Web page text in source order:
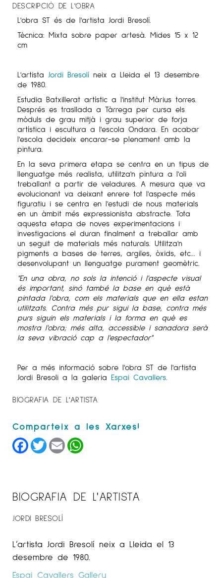
DESCRIPCIÓ DE L'OBRA
L'obra ST és de l'artista Jordi Bresolí.
Tècnica: Mixta sobre paper artesà. Mides 15 x 12
cm
L'artista Jordi Bresolí neix a Lleida el 13 desembre
de 1980.
Estudia Batxillerat artístic a l'institut Màrius torres.
Després es trasllada a Tàrrega per cursa els
mòduls de grau mitjà i grau superior de forja
artística i escultura a l'escola Ondara. En acabar
l'escola decideix encarar-se plenament amb la
pintura.
En la seva primera etapa se centra en un tipus de
llenguatge més realista, utilitza'n pintura a l'oli
treballant a partir de veladures. A mesura que va
evolucionant va deixant enrere tot l'aspecte més
figuratiu i se centra en l'estudi de nous materials
en un àmbit més expressionista abstracte. Tota
aquesta etapa de noves experimentacions i
investigacions el duran finalment a treballar amb
un seguit de materials més naturals. Utilitza'n
pigments a bases de terres, argiles, òxids, etc... i
desenvolupant un llenguatge purament geomètric.
"En una obra, no sols la intenció i l'aspecte visual
és important, sinó també la base en què està
pintada l'obra, com els materials que en ella estan
utilitzats. Contra més pur sigui la base, contra més
purs siguin els materials i la forma en què es
mostra l'obra; més alta, accessible i sanadora serà
la seva vibració cap a l'espectador"
Per a més informació sobre l'obra ST de l'artista
Jordi Bresoli a la galeria Espai Cavallers.
BIOGRAFIA DE L'ARTISTA
Facebook
TwitterEmail
BIOGRAFIA DE L'ARTISTA
JORDI BRESOLÍ
L’artista Jordi Bresolí neix a Lleida el 13
desembre de 1980.
Espai Cavallers Gallery